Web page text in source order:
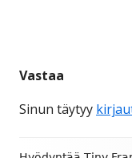
Vastaa
Sinun täytyy
Alapalkin